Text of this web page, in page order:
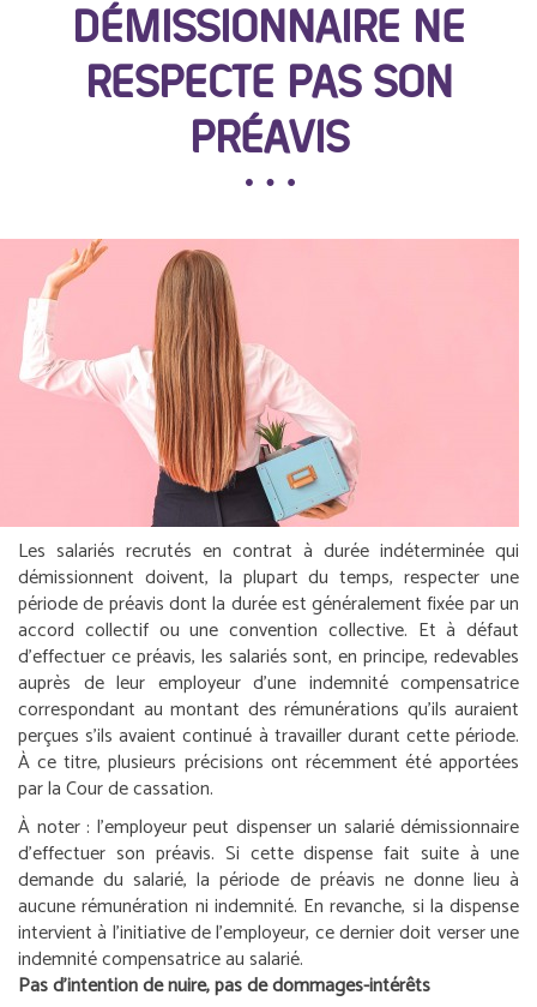
DÉMISSIONNAIRE NE
RESPECTE PAS SON
PRÉAVIS
Les salariés recrutés en contrat à durée indéterminée qui
démissionnent doivent, la plupart du temps, respecter une
période de préavis dont la durée est généralement fixée par un
accord collectif ou une convention collective. Et à défaut
d’effectuer ce préavis, les salariés sont, en principe, redevables
auprès de leur employeur d’une indemnité compensatrice
correspondant au montant des rémunérations qu’ils auraient
perçues s’ils avaient continué à travailler durant cette période.
À ce titre, plusieurs précisions ont récemment été apportées
par la Cour de cassation.
À noter : l’employeur peut dispenser un salarié démissionnaire
d’effectuer son préavis. Si cette dispense fait suite à une
demande du salarié, la période de préavis ne donne lieu à
aucune rémunération ni indemnité. En revanche, si la dispense
intervient à l’initiative de l’employeur, ce dernier doit verser une
indemnité compensatrice au salarié.
Pas d’intention de nuire, pas de dommages-intérêts